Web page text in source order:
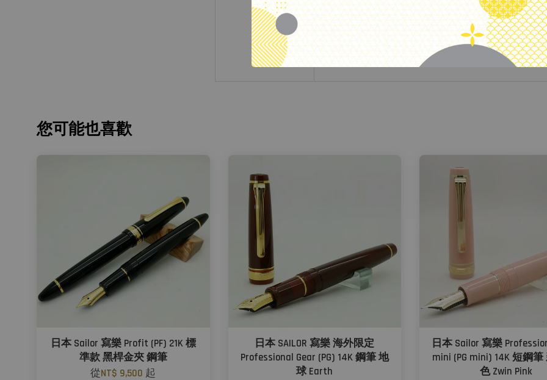
備註
◇ 庫存品，可能有歲月痕跡
◇ 有問題歡迎在FB私訊詢問
★品況已反映在價格上，售出不退，可接受再
您可能也喜歡
日本 Sailor 寫樂 Profit (PF) 21K 標
準款 黑桿金夾 鋼筆
從NT$ 9,500 起
日本 SAILOR 寫樂 海外限定
Professional Gear (PG) 14K 鋼筆 地
球 Earth
日本 Sailor 寫樂
mini (PG mini) 14K 短鋼
色 Zwin Pink